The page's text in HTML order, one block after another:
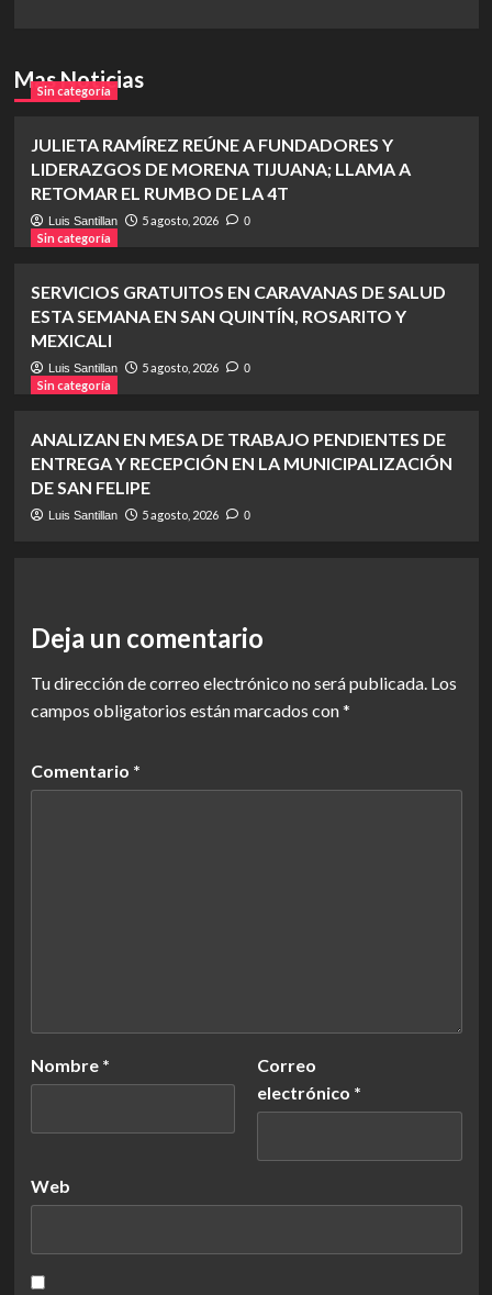
Mas Noticias
Sin categoría
JULIETA RAMÍREZ REÚNE A FUNDADORES Y
LIDERAZGOS DE MORENA TIJUANA; LLAMA A
RETOMAR EL RUMBO DE LA 4T
Luis Santillan 5 agosto, 2026 0
Sin categoría
SERVICIOS GRATUITOS EN CARAVANAS DE SALUD
ESTA SEMANA EN SAN QUINTÍN, ROSARITO Y
MEXICALI
Luis Santillan 5 agosto, 2026 0
Sin categoría
ANALIZAN EN MESA DE TRABAJO PENDIENTES DE
ENTREGA Y RECEPCIÓN EN LA MUNICIPALIZACIÓN
DE SAN FELIPE
Luis Santillan 5 agosto, 2026 0
Deja un comentario
Tu dirección de correo electrónico no será publicada. Los
campos obligatorios están marcados con*
Comentario *
Nombre *
Correo
electrónico *
Web